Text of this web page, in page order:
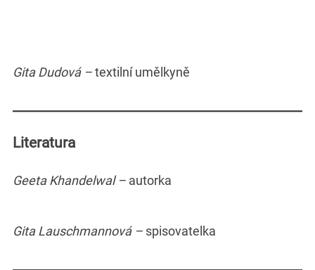
Gita Dudová –textilní umělkyně
Literatura
Geeta Khandelwal – autorka
Gita Lauschmannová – spisovatelka